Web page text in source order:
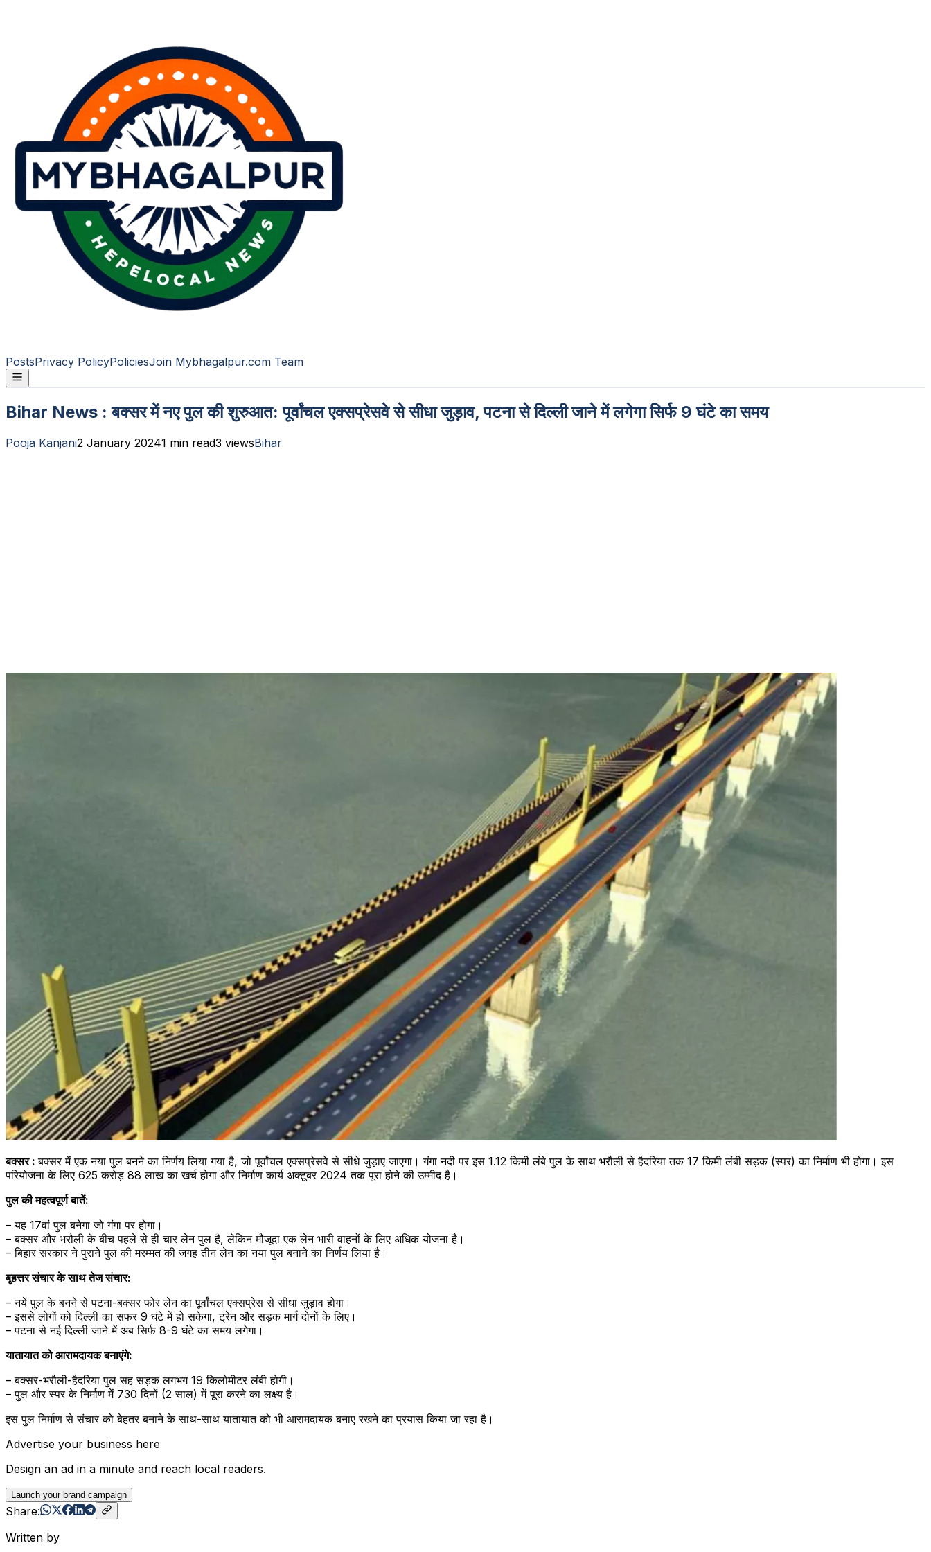
PostsPrivacy PolicyPoliciesJoin Mybhagalpur.com Team
Bihar News : बक्सर में नए पुल की शुरुआत: पूर्वांचल एक्सप्रेसवे से सीधा जुड़ाव, पटना से दिल्ली जाने में लगेगा सिर्फ 9 घंटे का समय
Pooja Kanjani2 January 20241 min read3 viewsBihar
बक्सर :बक्सर में एक नया पुल बनने का निर्णय लिया गया है, जो पूर्वांचल एक्सप्रेसवे से सीधे जुड़ाए जाएगा। गंगा नदी पर इस 1.12 किमी लंबे पुल के साथ भरौली से हैदरिया तक 17 किमी लंबी सड़क (स्पर) का निर्माण भी होगा। इस
परियोजना के लिए 625 करोड़ 88 लाख का खर्च होगा और निर्माण कार्य अक्टूबर 2024 तक पूरा होने की उम्मीद है।
पुल की महत्वपूर्ण बातें:
– यह 17वां पुल बनेगा जो गंगा पर होगा।
– बक्सर और भरौली के बीच पहले से ही चार लेन पुल है, लेकिन मौजूदा एक लेन भारी वाहनों के लिए अधिक योजना है।
– बिहार सरकार ने पुराने पुल की मरम्मत की जगह तीन लेन का नया पुल बनाने का निर्णय लिया है।
बृहत्तर संचार के साथ तेज संचार:
– नये पुल के बनने से पटना-बक्सर फोर लेन का पूर्वांचल एक्सप्रेस से सीधा जुड़ाव होगा।
– इससे लोगों को दिल्ली का सफर 9 घंटे में हो सकेगा, ट्रेन और सड़क मार्ग दोनों के लिए।
– पटना से नई दिल्ली जाने में अब सिर्फ 8-9 घंटे का समय लगेगा।
यातायात को आरामदायक बनाएंगे:
– बक्सर-भरौली-हैदरिया पुल सह सड़क लगभग 19 किलोमीटर लंबी होगी।
– पुल और स्पर के निर्माण में 730 दिनों (2 साल) में पूरा करने का लक्ष्य है।
इस पुल निर्माण से संचार को बेहतर बनाने के साथ-साथ यातायात को भी आरामदायक बनाए रखने का प्रयास किया जा रहा है।
Advertise your business here
Design an ad in a minute and reach local readers.
Launch your brand campaign
Share:
Written by